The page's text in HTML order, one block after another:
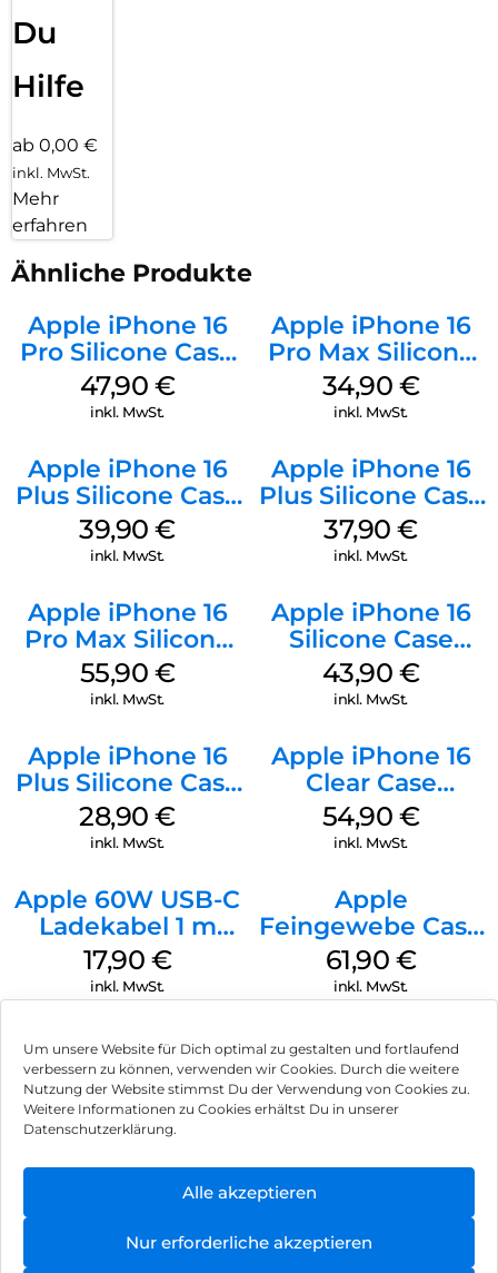
Um unsere Website für Dich optimal zu gestalten und fortlaufend
verbessern zu können, verwenden wir Cookies. Durch die weitere
Nutzung der Website stimmst Du der Verwendung von Cookies zu.
Weitere Informationen zu Cookies erhältst Du in unserer
Datenschutzerklärung.
Alle akzeptieren
Nur erforderliche akzeptieren
Du
Hilfe
ab 0,00 €
inkl. MwSt.
Mehr
erfahren
Ähnliche Produkte
Apple iPhone 16
Pro Silicone Case
MagSafe Denim
47,90 €
inkl. MwSt.
Apple iPhone 16
Pro Max Silicone
Case MagSafe
Denim
34,90 €
inkl. MwSt.
Apple iPhone 16
Plus Silicone Case
MagSafe Plum
39,90€
inkl. MwSt.
Apple iPhone 16
Plus Silicone Case
MagSafe Lake
Green
37,90€
inkl. MwSt.
Apple iPhone 16
Pro Max Silicone
Case MagSafe
Stone Gray
55,90 €
inkl. MwSt.
Apple iPhone 16
Silicone Case
MagSafe Plum
43,90 €
inkl. MwSt.
Apple iPhone 16
Plus Silicone Case
MagSafe Black
28,90€
inkl. MwSt.
Apple iPhone 16
Clear Case
MagSafe
Transparent
54,90 €
inkl. MwSt.
Apple 60W USB-C
Ladekabel 1 m
Weiß
17,90 €
inkl. MwSt.
Apple
Feingewebe Case
iPhone 15 Pro
MagSafe Schwarz
61,90 €
inkl. MwSt.
Impressum